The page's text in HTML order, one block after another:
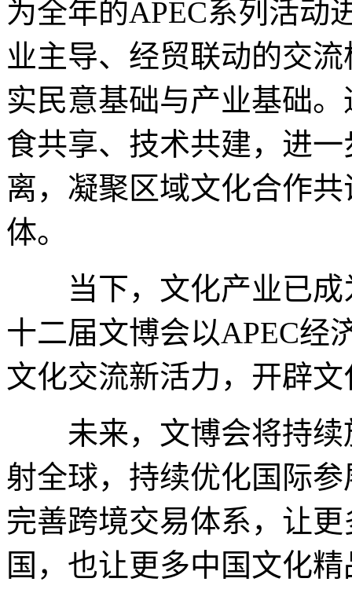
为全年的APEC系列活动
业主导、经贸联动的交
实民意基础与产业基础
食共享、技术共建，进
离，凝聚区域文化合作
体。
当下，文化产业已成
十二届文博会以APEC经
文化交流新活力，开辟
未来，文博会将持续
射全球，持续优化国际
完善跨境交易体系，让
国，也让更多中国文化